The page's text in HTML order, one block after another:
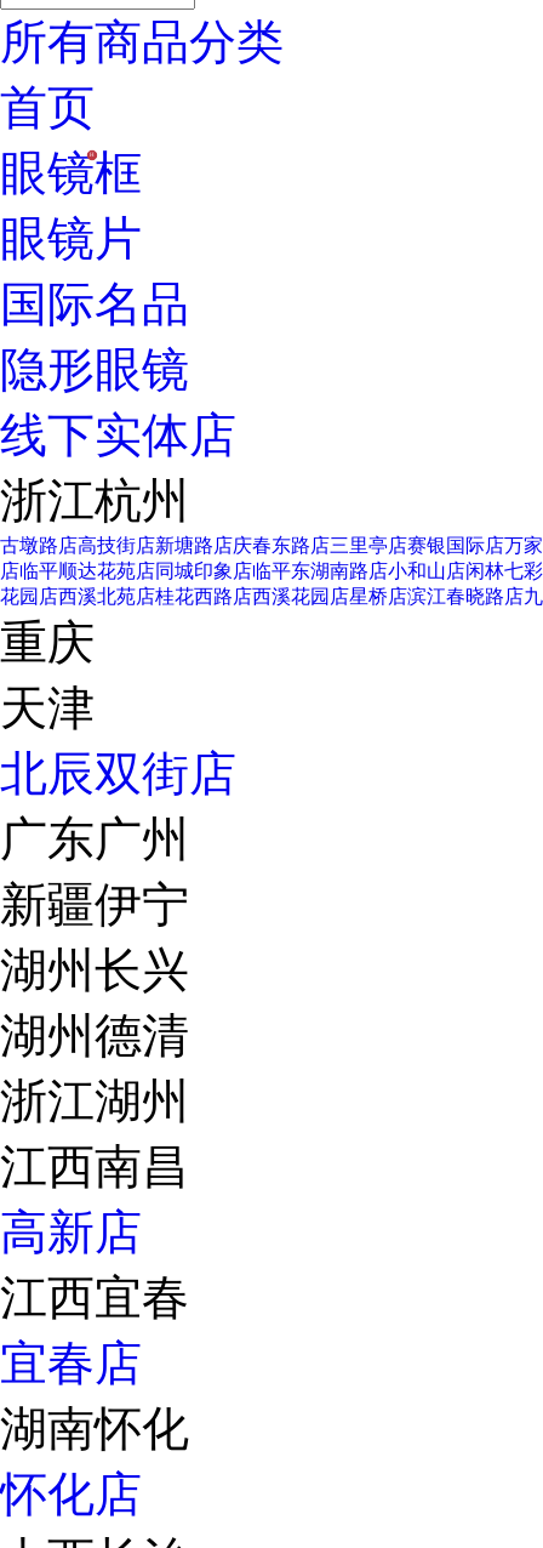
所有商品分类
首页
H
眼镜框
眼镜片
国际名品
隐形眼镜
线下实体店
浙江杭州
古墩路店高技街店新塘路店庆春东路店三里亭店赛银国际店万
店临平顺达花苑店同城印象店临平东湖南路店小和山店闲林七
花园店西溪北苑店桂花西路店西溪花园店星桥店滨江春晓路店
重庆
天津
北辰双街店
广东广州
新疆伊宁
湖州长兴
湖州德清
浙江湖州
江西南昌
高新店
江西宜春
宜春店
湖南怀化
怀化店